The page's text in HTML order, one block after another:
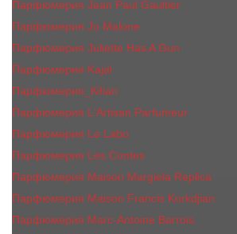
Парфюмерия Jean Paul Gaultier
Парфюмерия Jо Malоnе
Парфюмерия Juliette Has A Gun
Парфюмерия Kajal
Парфюмерия_КiIiаn
Парфюмерия L'Artisan Parfumeur
Парфюмерия Le Labo
Парфюмерия Les Contes
Парфюмерия Maison Margiela Replica
Парфюмерия Maison Francis Kurkdjian
Парфюмерия Marc-Antoine Barrois